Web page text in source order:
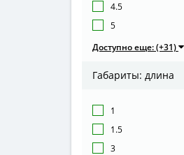
4.5
5
Доступно еще: (+31)
Габариты: длина
1
1.5
3